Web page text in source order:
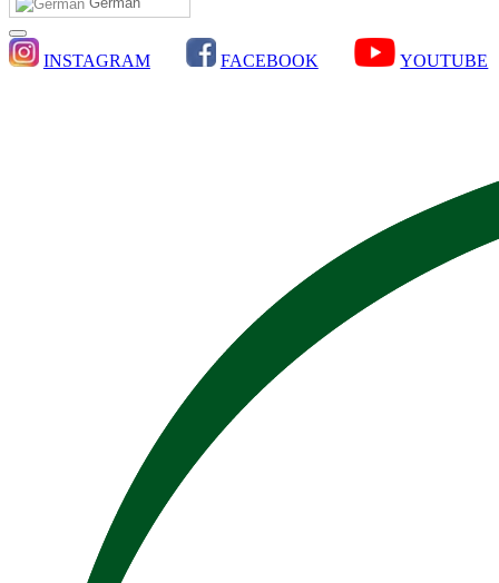
INSTAGRAM FACEBOOK YOUTUBE